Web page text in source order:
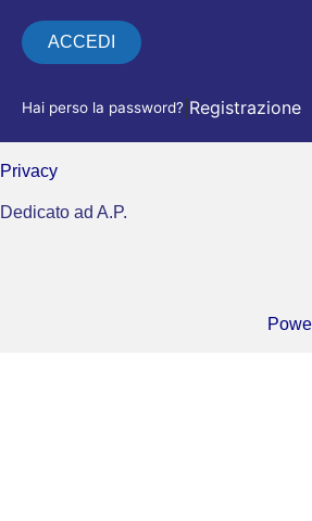
ACCEDI
Hai perso la password? Registrazione
Privacy
Dedicato ad A.P.